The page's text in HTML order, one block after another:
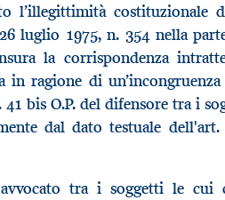
l’illegittimità costituzionale
luglio 1975, n. 354 nella
la corrispondenza
in ragione di
bis O.P. del difensore tra i
dal dato testuale
tra i soggetti le cui